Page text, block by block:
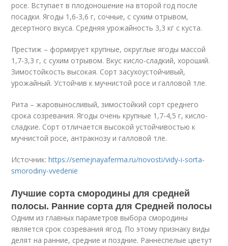
росе. Вступает в плодоношение на второй год после
посадки. Ягоды 1,6-3,6 г, сочные, с сухим отрывом,
десертного вкуса. Средняя урожайность 3,3 кг с куста.
Престиж – формирует крупные, округлые ягоды массой
1,7-3,3 г, с сухим отрывом. Вкус кисло-сладкий, хороший.
Зимостойкость высокая. Сорт засухоустойчивый,
урожайный. Устойчив к мучнистой росе и галловой тле.
Рита – жаровыносливый, зимостойкий сорт среднего
срока созревания. Ягоды очень крупные 1,7-4,5 г, кисло-
сладкие. Сорт отличается высокой устойчивостью к
мучнистой росе, антракнозу и галловой тле.
Источник:https://semejnayaferma.ru/novosti/vidy-i-sorta-
smorodiny-vvedenie
Лучшие сорта смородины для средней
полосы. Ранние сорта для Средней полосы
Одним из главных параметров выбора смородины
является срок созревания ягод. По этому признаку виды
делят на ранние, средние и поздние. Раннеспелые цветут